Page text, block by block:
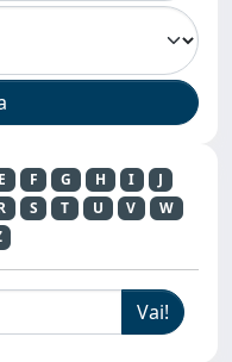
E F G H I
J
S T U V
W